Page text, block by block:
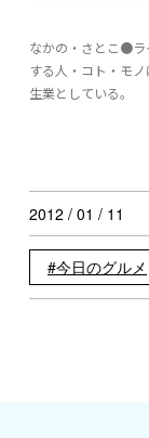
なかの・さとこ●ラ
する人・コト・モ
生業としている。
2012 / 01 / 11
今日のグルメ